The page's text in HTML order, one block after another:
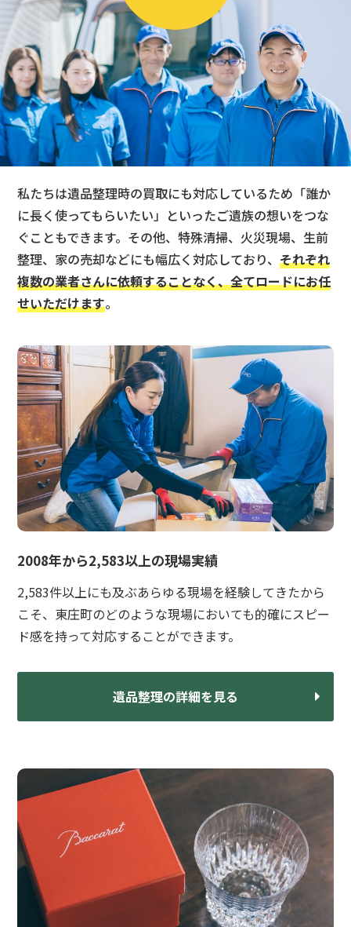
私たちは遺品整理時の買取にも対応しているため「誰か
に長く使ってもらいたい」といったご遺族の想いをつな
ぐこともできます。その他、特殊清掃、火災現場、生前
整理、家の売却などにも幅広く対応しており、それぞれ
複数の業者さんに依頼することなく、全てロードにお任
せいただけます。
2008年から2,583以上の現場実績
2,583件以上にも及ぶあらゆる現場を経験してきたから
こそ、東庄町のどのような現場においても的確にスピー
ド感を持って対応することができます。
遺品整理の詳細を見る